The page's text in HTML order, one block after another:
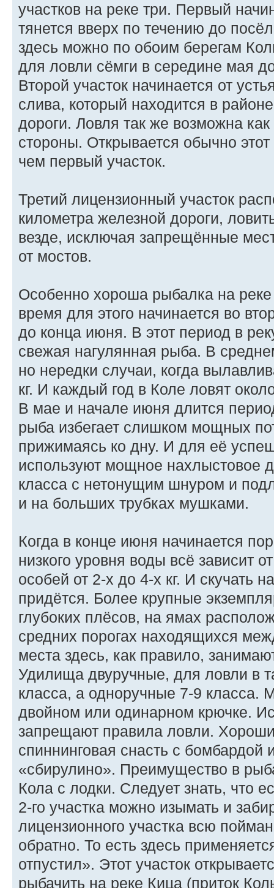
участков на реке три. Первый
тянется вверх по течению до
здесь можно по обоим берегам
для ловли сёмги в середине мая
Второй участок начинается от
слива, который находится в
дороги. Ловля так же возможна как
стороны. Открывается обычно
чем первый участок.
Третий лицензионный участок
километра железной дороги,
везде, исключая запрещённые
от мостов.
Особенно хороша рыбалка на
время для этого начинается во
до конца июня. В этот период в
свежая нагулянная рыба. В
но нередки случаи, когда
кг. И каждый год в Коле ловят
В мае и начале июня длится
рыба избегает слишком мощных
прижимаясь ко дну. И для её
используют мощное нахлыстовое
класса с нетонущим шнуром и
и на больших трубках мушками.
Когда в конце июня начинается
низкого уровня воды всё зависит
особей от 2-х до 4-х кг. И скучать
придётся. Более крупные
глубоких плёсов, на ямах
средних порогах находящихся
места здесь, как правило,
Удилища двуручные, для ловли в
класса, а одноручные 7-9 класса.
двойном или одинарном крючке.
запрещают правила ловли.
спиннинговая снасть с
«сбирулино». Преимущество в
Кола с лодки. Следует знать, что
2-го участка можно изымать и
лицензионного участка всю
обратно. То есть здесь
отпустил». Этот участок
рыбачить на реке Кица (приток